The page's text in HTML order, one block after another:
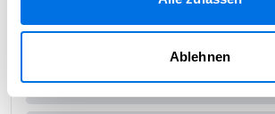
Ablehnen